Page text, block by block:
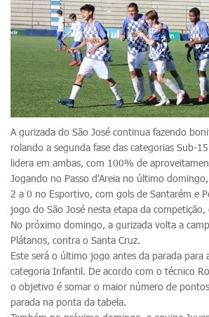
A gurizada do São José continua fazendo
rolando a segunda fase das categorias Sub-
lidera em ambas, com 100% de
Jogando no Passo d'Areia no último
2 a 0 no Esportivo, com gols de Santarém e
jogo do São José nesta etapa da
No próximo domingo, a gurizada volta a
Plátanos, contra o Santa Cruz.
Este será o último jogo antes da parada para
categoria Infantil. De acordo com o técnico
o objetivo é somar o maior número de
parada na ponta da tabela.